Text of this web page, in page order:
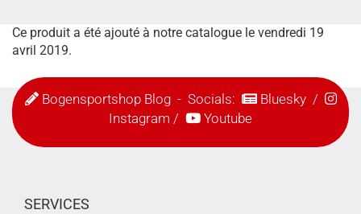
Ce produit a été ajouté à notre catalogue le vendredi 19
avril 2019.
Bogensportshop Blog- Socials: Bluesky/
Instagram / Youtube
SERVICES